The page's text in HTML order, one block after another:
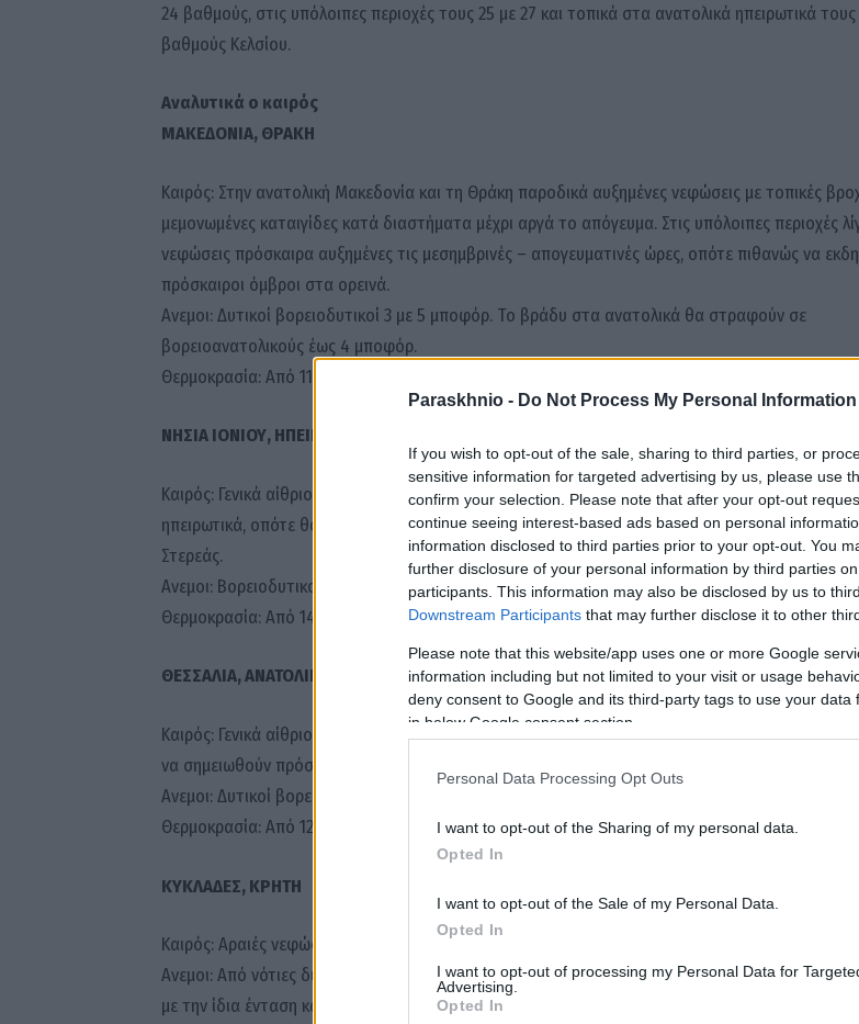
Paraskhnio - Do Not Process My Personal Information
If you wish to opt-out of the sale, sharing to third parties, or
sensitive information for targeted advertising by us, please use
confirm your selection. Please note that after your opt-out
continue seeing interest-based ads based on personal
information disclosed to third parties prior to your opt-out. You
further disclosure of your personal information by third parties
participants. This information may also be disclosed by us to
Downstream Participants that may further disclose it to other
Please note that this website/app uses one or more Google
information including but not limited to your visit or usage
deny consent to Google and its third-party tags to use your data
in below Google consent section.
Personal Data Processing Opt Outs
I want to opt-out of the Sharing of my personal data.
Opted In
I want to opt-out of the Sale of my Personal Data.
Opted In
I want to opt-out of processing my Personal Data for
Advertising.
Opted In
24 βαθμούς, στις υπόλοιπες περιοχές τους 25 με 27 και τοπικά στα ανατολικά ηπειρωτικά
βαθμούς Κελσίου.
Αναλυτικά ο καιρός
ΜΑΚΕΔΟΝΙΑ, ΘΡΑΚΗ
Καιρός: Στην ανατολική Μακεδονία και τη Θράκη παροδικά αυξημένες νεφώσεις με τοπικές
μεμονωμένες καταιγίδες κατά διαστήματα μέχρι αργά το απόγευμα. Στις υπόλοιπες περιοχές
νεφώσεις πρόσκαιρα αυξημένες τις μεσημβρινές – απογευματινές ώρες, οπότε πιθανώς να
πρόσκαιροι όμβροι στα ορεινά.
Ανεμοι: Δυτικοί βορειοδυτικοί 3 με 5 μποφόρ. Το βράδυ στα ανατολικά θα στραφούν σε
βορειοανατολικούς έως 4 μποφόρ.
Θερμοκρασία: Από 11 έως 23 με 24 βαθμούς Κελσίου. Στη δυτική Μακεδονία 2 με 3 βαθμούς
ΝΗΣΙΑ ΙΟΝΙΟΥ, ΗΠΕΙΡΟΣ, ΔΥΤΙΚΗ ΣΤΕΡΕΑ, ΔΥΤΙΚΗ ΠΕΛΟΠΟΝΝΗΣΟΣ
Καιρός: Γενικά αίθριος με τοπικές νεφώσεις κυρίως τις μεσημβρινές – απογευματινές ώρες στα
ηπειρωτικά, οπότε θα εκδηλωθούν πρόσκαιροι όμβροι στα ορεινά κυρίως της Ηπείρου και της
Στερεάς.
Ανεμοι: Βορειοδυτικοί 4 με 6 μποφόρ.
Θερμοκρασία: Από 14 έως 23 βαθμούς Κελσίου. Στο εσωτερικό της Ηπείρου 4 με 5 βαθμούς
ΘΕΣΣΑΛΙΑ, ΑΝΑΤΟΛΙΚΗ ΣΤΕΡΕΑ, ΕΥΒΟΙΑ, ΑΝΑΤΟΛΙΚΗ ΠΕΛΟΠΟΝΝΗΣΟΣ
Καιρός: Γενικά αίθριος με τοπικές νεφώσεις τις μεσημβρινές – απογευματινές ώρες οπότε ειναι
να σημειωθούν πρόσκαιροι όμβροι στα ορεινά των βορειότερων περιοχών.
Ανεμοι: Δυτικοί βορειοδυτικοί 4 με 5 και στα κεντρικά και τα νότια έως 6 μποφόρ.
Θερμοκρασία: Από 12 έως 26 και τοπικά 27 με 28 βαθμούς Κελσίου.
ΚΥΚΛΑΔΕΣ, ΚΡΗΤΗ
Καιρός: Αραιές νεφώσεις που από το μεσημέρι θα πυκνώσουν κυρίως στην Κρήτη.
Ανεμοι: Από νότιες διευθύνσεις 4 με 5 μποφόρ, που γρήγορα θα στραφούν σε δυτικούς
με την ίδια ένταση και μόνο στην Κρήτη θα πνέουν τοπικά έως 6 μποφόρ.